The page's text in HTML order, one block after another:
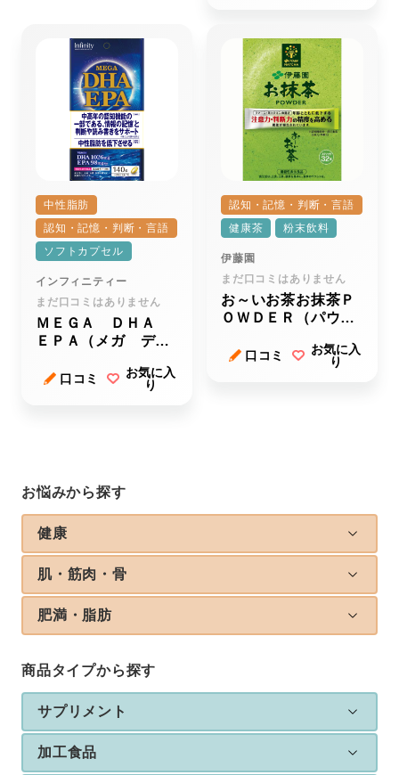
お悩みから探す
健康
肌・筋肉・骨
肥満・脂肪
商品タイプから探す
サプリメント
加工食品
中性脂肪
認知・記憶・判断・言語
ソフトカプセル
インフィニティー
まだ口コミはありません
ＭＥＧＡ ＤＨＡ
ＥＰＡ（メガ ディ
ピーエー）
口コミ
お気に入
り
認知・記憶・判断・言語
健康茶
粉末飲料
伊藤園
まだ口コミはありません
お～いお茶お抹茶Ｐ
ＯＷＤＥＲ（パウダ
口コミ
お気に入
り